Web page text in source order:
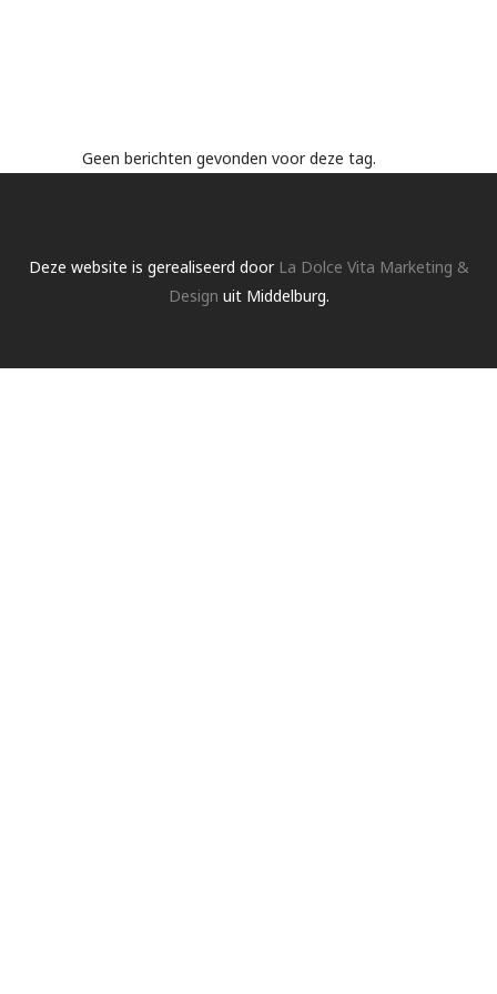
Geen berichten gevonden voor deze tag.
Deze website is gerealiseerd door La Dolce Vita Marketing &
Design uit Middelburg.